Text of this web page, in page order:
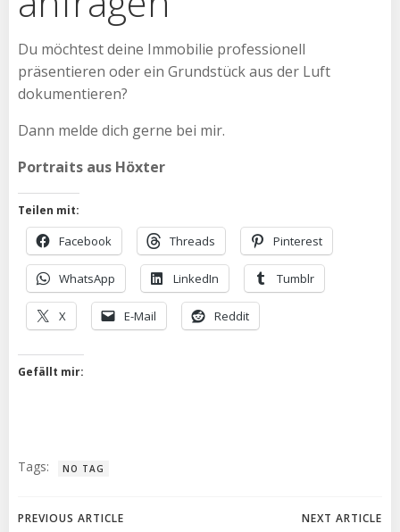
Du möchtest deine Immobilie professionell
präsentieren oder ein Grundstück aus der Luft
dokumentieren?
Dann melde dich gerne bei mir.
Portraits aus Höxter
Teilen mit:
Facebook Threads Pinterest
WhatsApp LinkedIn Tumblr
X E-Mail Reddit
Gefällt mir:
Tags: NO TAG
PREVIOUS ARTICLE NEXT ARTICLE